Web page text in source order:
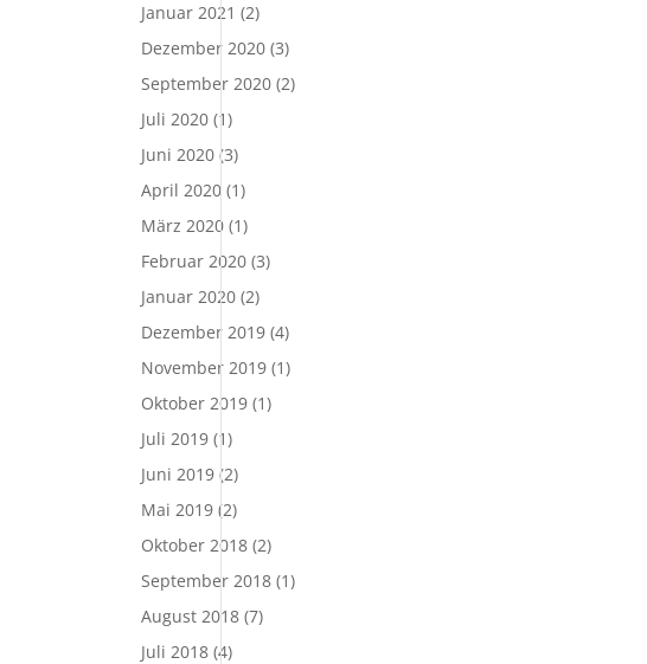
Januar 2021 (2)
Dezember 2020 (3)
September 2020 (2)
Juli 2020 (1)
Juni 2020 (3)
April 2020 (1)
März 2020 (1)
Februar 2020 (3)
Januar 2020 (2)
Dezember 2019 (4)
November 2019 (1)
Oktober 2019 (1)
Juli 2019 (1)
Juni 2019 (2)
Mai 2019 (2)
Oktober 2018 (2)
September 2018 (1)
August 2018 (7)
Juli 2018 (4)